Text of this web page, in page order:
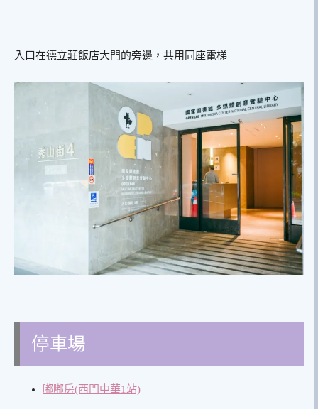
入口在德立莊飯店大門的旁邊，共用同座電梯
停車場
嘟嘟房(西門中華1站)